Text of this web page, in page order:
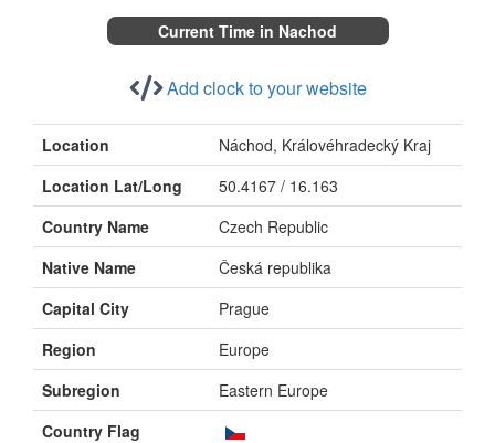
Current Time in Nachod
Add clock to your website
Location
Náchod, Královéhradecký Kraj
Location Lat/Long
50.4167 / 16.163
Country Name
Czech Republic
Native Name
Česká republika
Capital City
Prague
Region
Europe
Subregion
Eastern Europe
Country Flag